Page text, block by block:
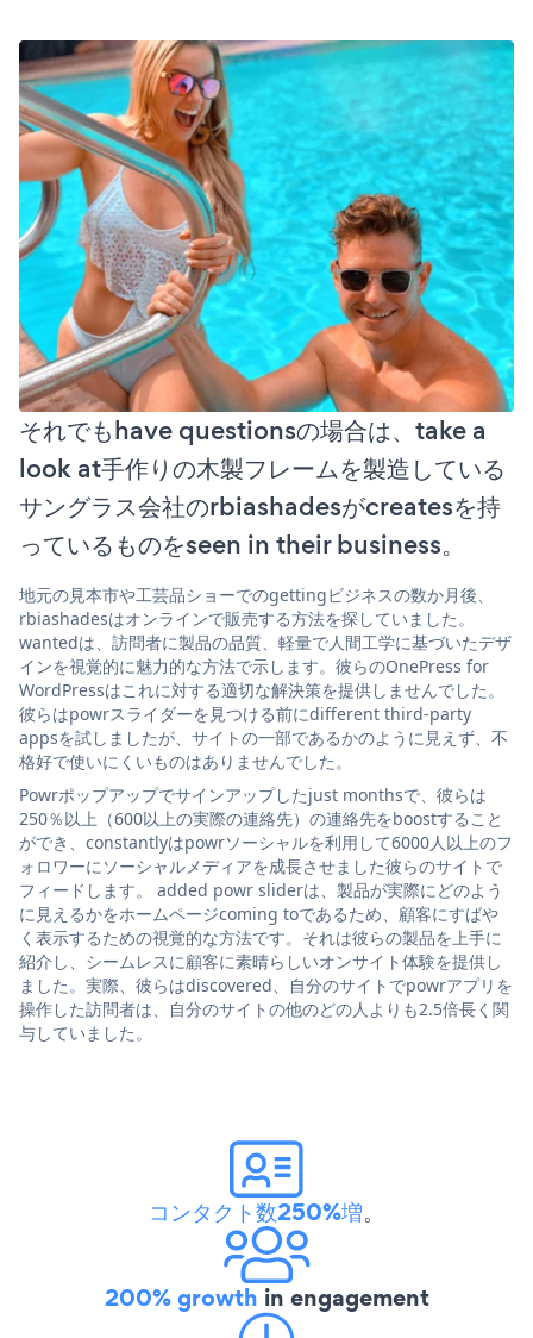
それでもhave questionsの場合は、take a
look at手作りの木製フレームを製造している
サングラス会社のrbiashadesがcreatesを持
っているものをseen in their business。
地元の見本市や工芸品ショーでのgettingビジネスの数か月後、
rbiashadesはオンラインで販売する方法を探していました。
wantedは、訪問者に製品の品質、軽量で人間工学に基づいたデザ
インを視覚的に魅力的な方法で示します。彼らのOnePress for
WordPressはこれに対する適切な解決策を提供しませんでした。
彼らはpowrスライダーを見つける前にdifferent third-party
appsを試しましたが、サイトの一部であるかのように見えず、不
格好で使いにくいものはありませんでした。
Powrポップアップでサインアップしたjust monthsで、彼らは
250％以上（600以上の実際の連絡先）の連絡先をboostすること
ができ、constantlyはpowrソーシャルを利用して6000人以上のフ
ォロワーにソーシャルメディアを成長させました彼らのサイトで
フィードします。 added powr sliderは、製品が実際にどのよう
に見えるかをホームページcoming toであるため、顧客にすばや
く表示するための視覚的な方法です。それは彼らの製品を上手に
紹介し、シームレスに顧客に素晴らしいオンサイト体験を提供し
ました。実際、彼らはdiscovered、自分のサイトでpowrアプリを
操作した訪問者は、自分のサイトの他のどの人よりも2.5倍長く関
与していました。
コンタクト数250%増。
200% growth in engagement